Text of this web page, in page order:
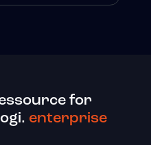
for
enterprise